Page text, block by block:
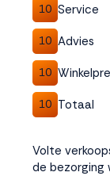
10 Service
10 Advies
10
10 Totaal
Volte
de bezorging